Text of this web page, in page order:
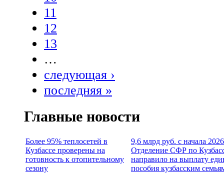
11
12
13
…
следующая ›
последняя »
Главные новости
Более 95% теплосетей в
Кузбассе проверены на
готовность к отопительному
сезону
9,6 млрд руб. с начала
Отделение СФР по
направило на выплату
пособия кузбасским